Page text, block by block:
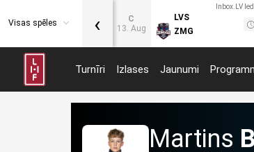
Visas spēles
C
13. Aug
Inbox.LV
LVS
ZMG
‹
Turnīri Izlases Jaunumi
Martins